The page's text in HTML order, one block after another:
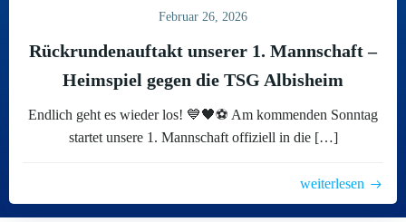
Februar 26, 2026
Rückrundenauftakt unserer 1. Mannschaft –
Heimspiel gegen die TSG Albisheim
Endlich geht es wieder los! 💙🖤⚽ Am kommenden Sonntag
startet unsere 1. Mannschaft offiziell in die […]
weiterlesen